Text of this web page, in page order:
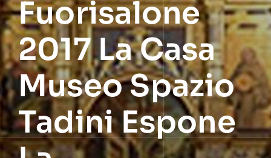
Fuorisalone
2017 La Casa
Museo Spazio
Tadini Espone